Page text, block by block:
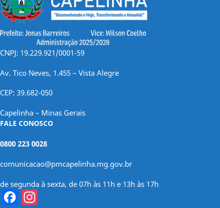
CNPJ: 19.229.921/0001-59
Av. Tico Neves, 1.455 – Vista Alegre
CEP: 39.682-050
Capelinha – Minas Gerais
FALE CONOSCO
0800 223 0028
comunicacao@pmcapelinha.mg.gov.br
de segunda à sexta, de 07h às 11h e 13h às 17h
Facebook